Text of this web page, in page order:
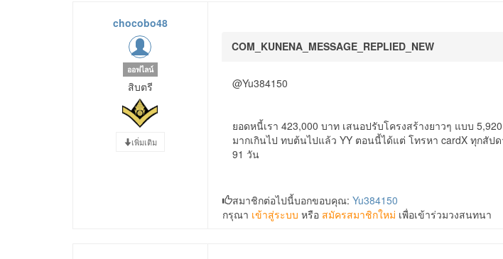
chocobo48
ออฟไลน์
สิบตรี
เพิ่มเติม
COM_KUNENA_MESSAGE_REPLIED_NEW
@Yu384150
ยอดหนี้เรา 423,000 บาท เสนอปรับโครงสร้างยาวๆ แบบ
มากเกินไป ทบต้นไปแล้ว YY ตอนนี้ได้แต่ โทรหา cardX ทุกสัป
91 วัน
สมาชิกต่อไปนี้บอกขอบคุณ: Yu384150
กรุณา เข้าสู่ระบบ หรือ สมัครสมาชิกใหม่ เพื่อเข้าร่วมวงสนทนา